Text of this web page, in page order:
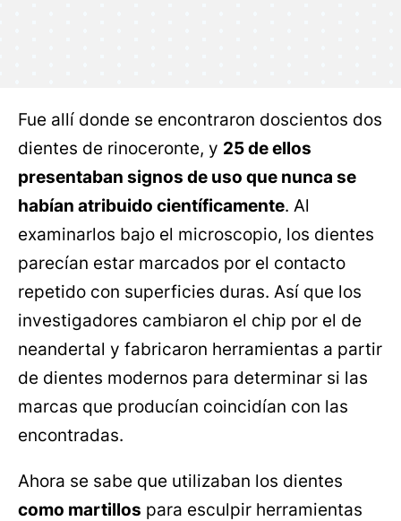
Fue allí donde se encontraron doscientos dos
dientes de rinoceronte, y 25 de ellos
presentaban signos de uso que nunca se
habían atribuido científicamente. Al
examinarlos bajo el microscopio, los dientes
parecían estar marcados por el contacto
repetido con superficies duras. Así que los
investigadores cambiaron el chip por el de
neandertal y fabricaron herramientas a partir
de dientes modernos para determinar si las
marcas que producían coincidían con las
encontradas.
Ahora se sabe que utilizaban los dientes
como martillos para esculpir herramientas